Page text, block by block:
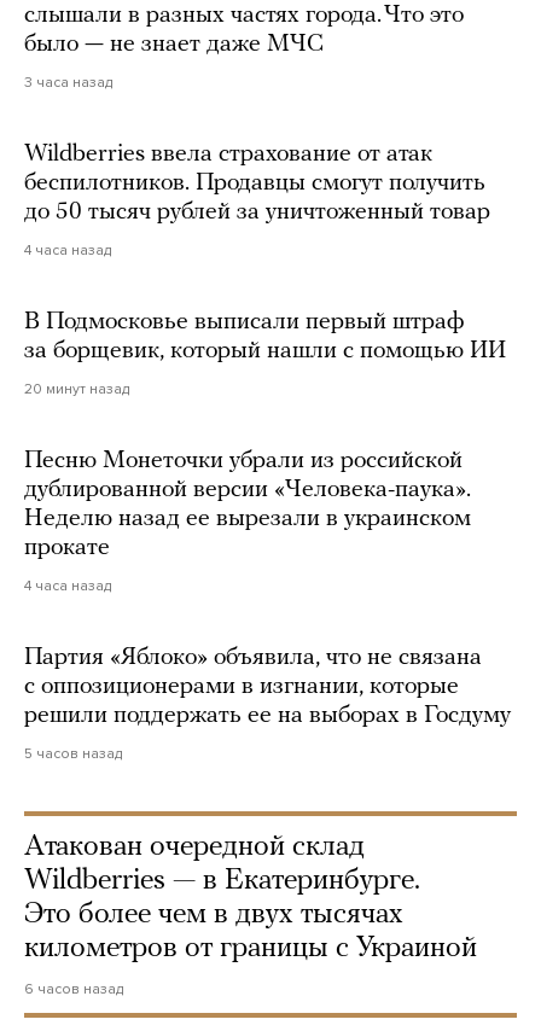
слышали в разных частях города. Что это
было — не знает даже МЧС
3 часа назад
Wildberries ввела страхование от атак
беспилотников. Продавцы смогут получить
до 50 тысяч рублей за уничтоженный товар
4 часа назад
В Подмосковье выписали первый штраф
за борщевик, который нашли с помощью ИИ
20 минут назад
Песню Монеточки убрали из российской
дублированной версии «Человека-паука».
Неделю назад ее вырезали в украинском
прокате
4 часа назад
Партия «Яблоко» объявила, что не связана
с оппозиционерами в изгнании, которые
решили поддержать ее на выборах в Госдуму
5 часов назад
Атакован очередной склад
Wildberries — в Екатеринбурге.
Это более чем в двух тысячах
километров от границы с Украиной
6 часов назад